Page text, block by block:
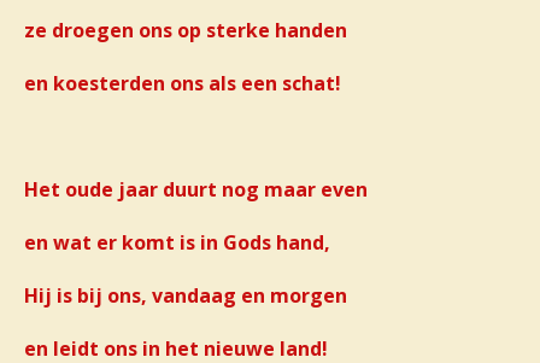
ze droegen ons op sterke handen
en koesterden ons als een schat!
Het oude jaar duurt nog maar even
en wat er komt is in Gods hand,
Hij is bij ons, vandaag en morgen
en leidt ons in het nieuwe land!